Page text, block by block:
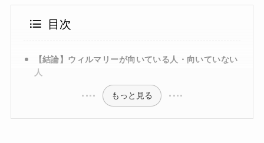
目次
【結論】ウィルマリーが向いている人・向いていない
人
もっと見る